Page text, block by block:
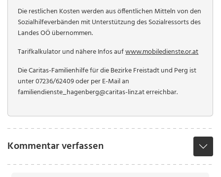
Die restlichen Kosten werden aus öffentlichen Mitteln von den
Sozialhilfeverbänden mit Unterstützung des Sozialressorts des
Landes OÖ übernommen.
Tarifkalkulator und nähere Infos aufwww.mobiledienste.or.at
Die Caritas-Familienhilfe für die Bezirke Freistadt und Perg ist
unter 07236/62409 oder per E-Mail an
familiendienste_hagenberg@caritas-linz.at erreichbar.
Kommentar verfassen